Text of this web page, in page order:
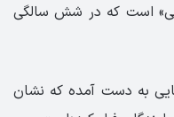
است که در شش سالگی
به دست آمده که نشان